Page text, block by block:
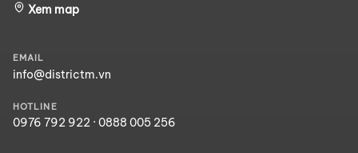
Xem map
EMAIL
info@districtm.vn
HOTLINE
0976 792 922 · 0888 005 256